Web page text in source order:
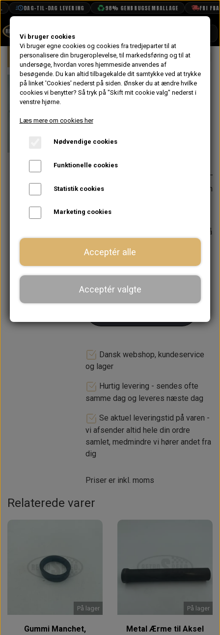
DAG-TIL-DAG LEVERING 98% GENBRUGSEMBALLAGE FRI
BOOK TID
PROJEKTER
TEKNISK DATA
VANDPOLERING
Forside Mini Undervogn & Styrtøj Bag
På lager
Reparations
Svingarm Bag
140,00 kr.
Varenummer: GSV1125
Bronze bøsning 2A7325 skal næsten
montering.
Varen er på
− +
Dansk webshop, kundeservice
og lager
Hurtig levering - sendes ofte
samme dag og leveres næste dag
Se aktuel leveringstid på varen -
vi afsender altid hele din ordre
samlet, medmindre vi hører andet fra
dig
Priser er inkl. moms
Relaterede varer
På lager
Gummi Manchet,
På lager
Metal Ærme til Aksel
Vi bruger cookies
Vi bruger egne cookies og cookies fra tredjeparter til at
personalisere din brugeroplevelse, til markedsføring og til at
undersøge, hvordan vores hjemmeside anvendes af
besøgende. Du kan altid tilbagekalde dit samtykke ved at trykke
på linket 'Cookies' nederst på siden. Ønsker du at ændre hvilke
cookies vi benytter? Så tryk på "Skift mit cookie valg" nederst i
venstre hjørne.
Læs mere om cookies her
Nødvendige cookies
Funktionelle cookies
Statistik cookies
Marketing cookies
Acceptér alle
Acceptér valgte